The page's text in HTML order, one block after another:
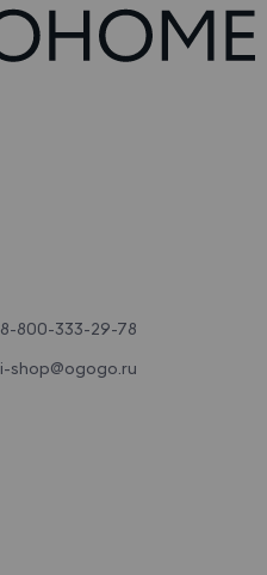
8-800-333-29-78
i-shop@ogogo.ru